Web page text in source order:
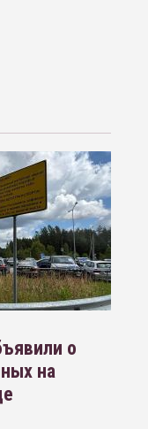
о
на